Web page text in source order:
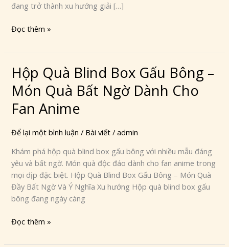
đang trở thành xu hướng giải […]
Cho
Lứa
Đọc thêm »
Hộp Quà Blind Box Gấu Bông –
Món Quà Bất Ngờ Dành Cho
Fan Anime
Để lại một bình luận / Bài viết /admin
Khám phá hộp quà blind box gấu bông với nhiều mẫu đáng
yêu và bất ngờ. Món quà độc đáo dành cho fan anime trong
mọi dịp đặc biệt. Hộp Quà Blind Box Gấu Bông – Món Quà
Đầy Bất Ngờ Và Ý Nghĩa Xu hướng Hộp quà blind box gấu
bông đang ngày càng
Hộp
Quà
Blind
Box
Gấu
Bông
Món
Quà
Bất
Ngờ
Dành
Fan
Đọc thêm »